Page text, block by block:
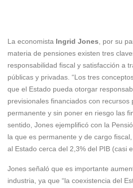
La economista Ingrid Jones, por su
materia de pensiones existen tres
responsabilidad fiscal y satisfacción a
públicas y privadas. “Los tres
que el Estado pueda otorgar
previsionales financiados con recursos
permanente y sin poner en riesgo las
sentido, Jones ejemplificó con la
la que es permanente y de cargo
al Estado cerca del 2,3% del PIB (casi
Jones señaló que es importante
industria, ya que “la coexistencia del